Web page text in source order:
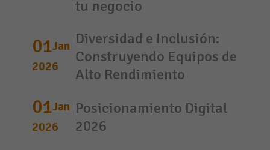
tu negocio
01Jan
2026
Diversidad e Inclusión:
Construyendo Equipos de
Alto Rendimiento
01Jan
2026
Posicionamiento Digital
2026